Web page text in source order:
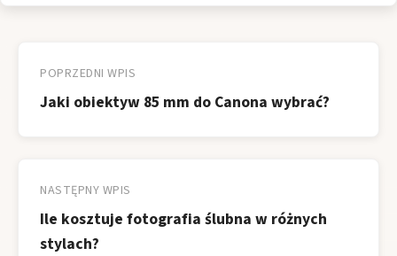
wpisu
POPRZEDNI WPIS
Jaki obiektyw 85 mm do Canona wybrać?
NASTĘPNY WPIS
Ile kosztuje fotografia ślubna w różnych
stylach?